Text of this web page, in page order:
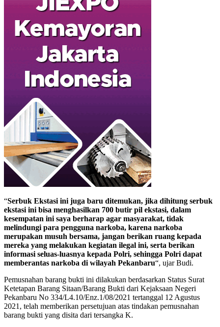
“Serbuk Ekstasi ini juga baru ditemukan, jika dihitung serbuk
ekstasi ini bisa menghasilkan 700 butir pil ekstasi, dalam
kesempatan ini saya berharap agar masyarakat, tidak
melindungi para pengguna narkoba, karena narkoba
merupakan musuh bersama, jangan berikan ruang kepada
mereka yang melakukan kegiatan ilegal ini, serta berikan
informasi seluas-luasnya kepada Polri, sehingga Polri dapat
memberantas narkoba di wilayah Pekanbaru“, ujar Budi.
Pemusnahan barang bukti ini dilakukan berdasarkan Status Surat
Ketetapan Barang Sitaan/Barang Bukti dari Kejaksaan Negeri
Pekanbaru No 334/L4.10/Enz.1/08/2021 tertanggal 12 Agustus
2021, telah memberikan persetujuan atas tindakan pemusnahan
barang bukti yang disita dari tersangka K.